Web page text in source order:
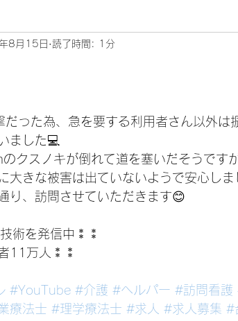
8月15日 読了時間: 1分
った為、急を要する利用者さん以外は
ました💻
クスノキが倒れて道を塞いだそうです
大きな被害は出ていないようで安心しま
り、訪問させていただきます😊
術を発信中⁑⁑
11万人⁑⁑
#YouTube #介護 #ヘルパー #訪問看護
療法士 #理学療法士 #求人 #求人募集 #